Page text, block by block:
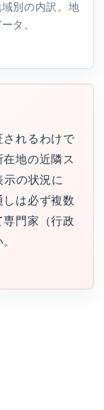
別の内訳。地
タ。
れるわけで
地の近隣ス
示の状況に
は必ず複数
門家（行政